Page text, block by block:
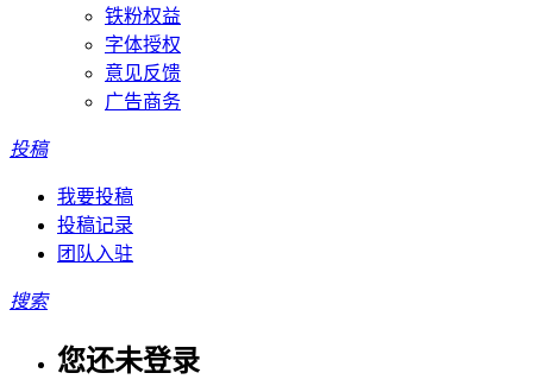
铁粉权益
字体授权
意见反馈
广告商务
投稿
我要投稿
投稿记录
团队入驻
搜索
您还未登录